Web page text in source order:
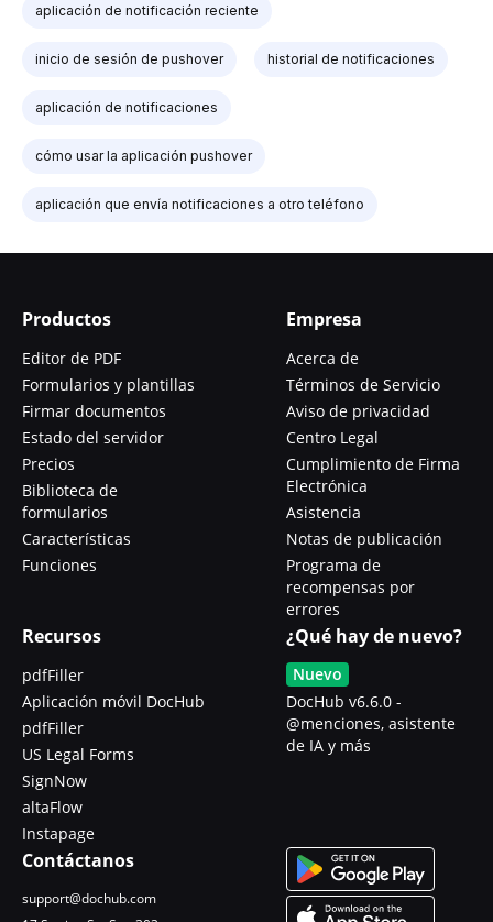
aplicación de notificación reciente
inicio de sesión de pushover historial de notificaciones
aplicación de notificaciones
cómo usar la aplicación pushover
aplicación que envía notificaciones a otro teléfono
Productos
Editor de PDF
Formularios y plantillas
Firmar documentos
Estado del servidor
Precios
Biblioteca de
formularios
Características
Funciones
Empresa
Acerca de
Términos de Servicio
Aviso de privacidad
Centro Legal
Cumplimiento de Firma
Electrónica
Asistencia
Notas de publicación
Programa de
recompensas por
errores
Recursos
pdfFiller
Aplicación móvil DocHub
pdfFiller
US Legal Forms
SignNow
altaFlow
Instapage
¿Qué hay de nuevo?
Nuevo
DocHub v6.6.0 -
@menciones, asistente
de IA y más
Contáctanos
support@dochub.com